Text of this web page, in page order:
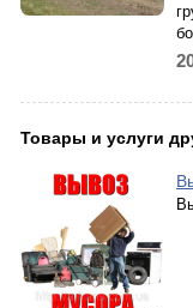
Товары и услуги